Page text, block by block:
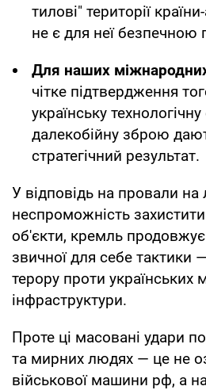
тилові" території
не є для неї безпечною
Для наших
чітке підтвердження
українську
далекобійну зброю
стратегічний результат.
У відповідь на провали на
неспроможність захистити
об'єкти, кремль
звичної для себе тактики
терору проти українських
інфраструктури.
Проте ці масовані удари
та мирних людях — це не
військової машини рф, а